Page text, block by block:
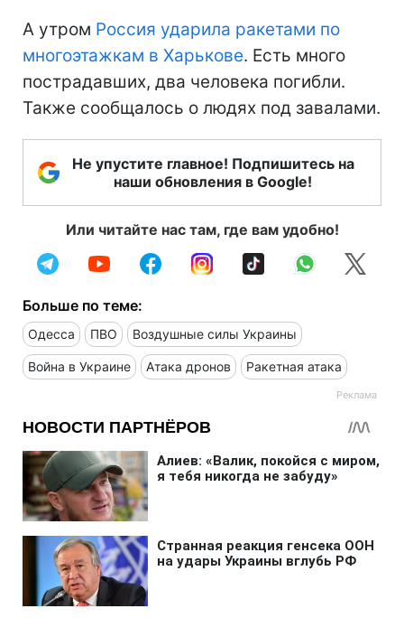
А утром Россия ударила ракетами по
многоэтажкам в Харькове. Есть много
пострадавших, два человека погибли.
Также сообщалось о людях под завалами.
Не упустите главное! Подпишитесь на
наши обновления в Google!
Или читайте нас там, где вам удобно!
Больше по теме:
Одесса ПВО Воздушные силы Украины
Война в Украине Атака дронов Ракетная атака